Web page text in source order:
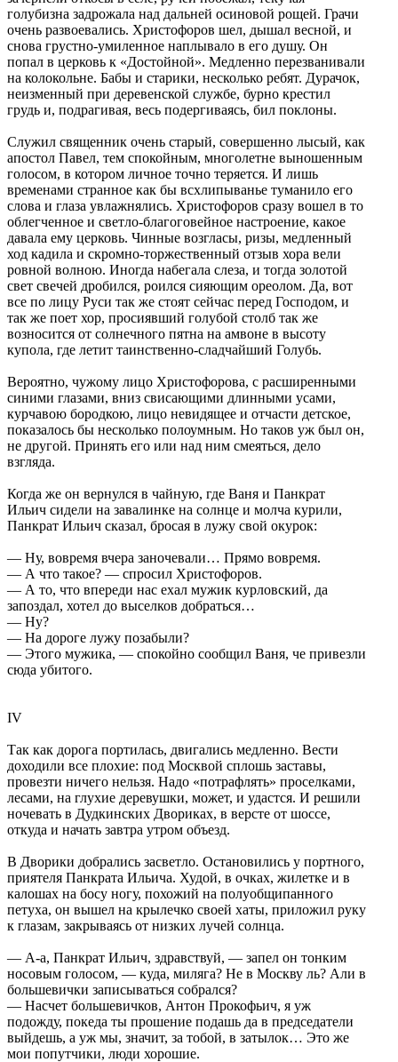
голубизна задрожала над дальней осиновой рощей. Грачи
очень развоевались. Христофоров шел, дышал весной, и
снова грустно-умиленное наплывало в его душу. Он
попал в церковь к «Достойной». Медленно перезванивали
на колокольне. Бабы и старики, несколько ребят. Дурачок,
неизменный при деревенской службе, бурно крестил
грудь и, подрагивая, весь подергиваясь, бил поклоны.
Служил священник очень старый, совершенно лысый, как
апостол Павел, тем спокойным, многолетне выношенным
голосом, в котором личное точно теряется. И лишь
временами странное как бы всхлипыванье туманило его
слова и глаза увлажнялись. Христофоров сразу вошел в то
облегченное и светло-благоговейное настроение, какое
давала ему церковь. Чинные возгласы, ризы, медленный
ход кадила и скромно-торжественный отзыв хора вели
ровной волною. Иногда набегала слеза, и тогда золотой
свет свечей дробился, роился сияющим ореолом. Да, вот
все по лицу Руси так же стоят сейчас перед Господом, и
так же поет хор, просиявший голубой столб так же
возносится от солнечного пятна на амвоне в высоту
купола, где летит таинственно-сладчайший Голубь.
Вероятно, чужому лицо Христофорова, с расширенными
синими глазами, вниз свисающими длинными усами,
курчавою бородкою, лицо невидящее и отчасти детское,
показалось бы несколько полоумным. Но таков уж был он,
не другой. Принять его или над ним смеяться, дело
взгляда.
Когда же он вернулся в чайную, где Ваня и Панкрат
Ильич сидели на завалинке на солнце и молча курили,
Панкрат Ильич сказал, бросая в лужу свой окурок:
— Ну, вовремя вчера заночевали… Прямо вовремя.
— А что такое? — спросил Христофоров.
— А то, что впереди нас ехал мужик курловский, да
запоздал, хотел до выселков добраться…
— Ну?
— На дороге лужу позабыли?
— Этого мужика, — спокойно сообщил Ваня, че привезли
сюда убитого.
IV
Так как дорога портилась, двигались медленно. Вести
доходили все плохие: под Москвой сплошь заставы,
провезти ничего нельзя. Надо «потрафлять» проселками,
лесами, на глухие деревушки, может, и удастся. И решили
ночевать в Дудкинских Двориках, в версте от шоссе,
откуда и начать завтра утром объезд.
В Дворики добрались засветло. Остановились у портного,
приятеля Панкрата Ильича. Худой, в очках, жилетке и в
калошах на босу ногу, похожий на полуобщипанного
петуха, он вышел на крылечко своей хаты, приложил руку
к глазам, закрываясь от низких лучей солнца.
— А-а, Панкрат Ильич, здравствуй, — запел он тонким
носовым голосом, — куда, миляга? Не в Москву ль? Али в
большевички записываться собрался?
— Насчет большевичков, Антон Прокофьич, я уж
подожду, покеда ты прошение подашь да в председатели
выйдешь, а уж мы, значит, за тобой, в затылок… Это же
мои попутчики, люди хорошие.